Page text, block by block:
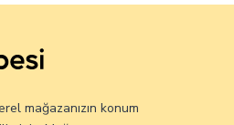
mağazanızın konum